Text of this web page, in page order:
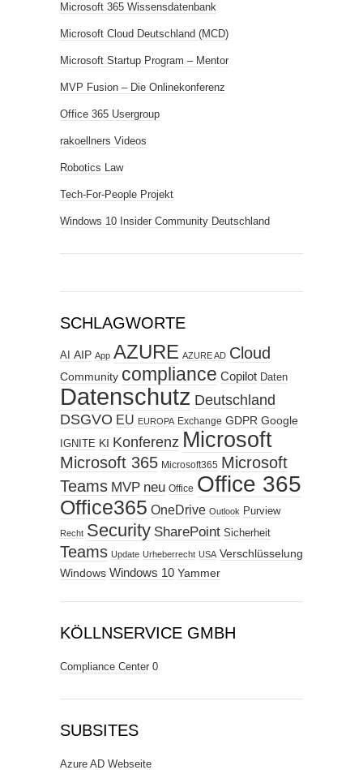
Microsoft 365 Wissensdatenbank
Microsoft Cloud Deutschland (MCD)
Microsoft Startup Program – Mentor
MVP Fusion – Die Onlinekonferenz
Office 365 Usergroup
rakoellners Videos
Robotics Law
Tech-For-People Projekt
Windows 10 Insider Community Deutschland
SCHLAGWORTE
AI AIP App AZURE AZURE AD Cloud
Community compliance Copilot Daten
Datenschutz Deutschland
DSGVO EU EUROPA Exchange GDPR Google
IGNITE KI Konferenz Microsoft
Microsoft 365 Microsoft365 Microsoft
Teams MVP neu Office Office 365
Office365 OneDrive Outlook Purview
Recht Security SharePoint Sicherheit
Teams Update Urheberrecht USA Verschlüsselung
Windows Windows 10 Yammer
KÖLLNSERVICE GMBH
Compliance Center 0
SUBSITES
Azure AD Webseite